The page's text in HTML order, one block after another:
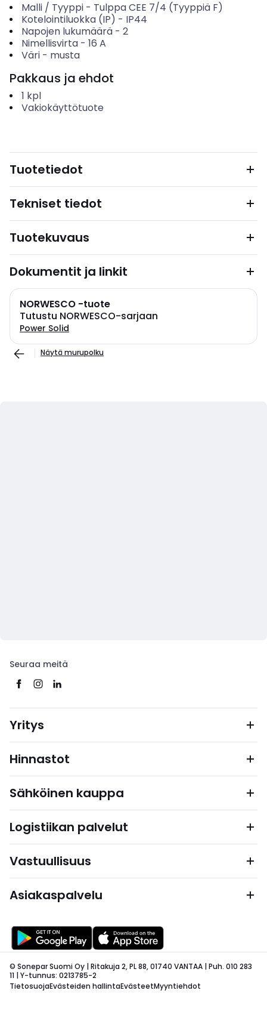
Malli / Tyyppi- Tulppa CEE 7/4 (Tyyppiä F)
Kotelointiluokka (IP) - IP44
Napojen lukumäärä- 2
Nimellisvirta- 16 A
Väri- musta
Pakkaus ja ehdot
1 kpl
Vakiokäyttötuote
Tuotetiedot
Tekniset tiedot
Tuotekuvaus
Dokumentit ja linkit
NORWESCO -tuote
Tutustu NORWESCO-sarjaan
Power Solid
Näytä murupolku
Seuraa meitä
Yritys
Hinnastot
Sähköinen kauppa
Logistiikan palvelut
Vastuullisuus
Asiakaspalvelu
© Sonepar Suomi Oy | Ritakuja 2, PL 88, 01740 VANTAA | Puh. 010 283
11 | Y-tunnus: 0213785-2
TietosuojaEvästeiden hallintaEvästeetMyyntiehdot